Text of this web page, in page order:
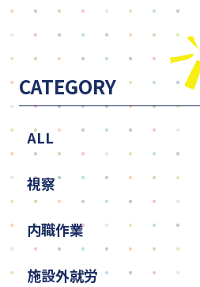
CATEGORY
ALL
視察
内職作業
施設外就労